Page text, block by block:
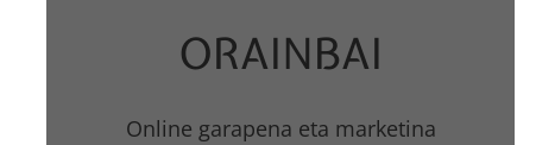
ORAINBAI
Online garapena eta marketina